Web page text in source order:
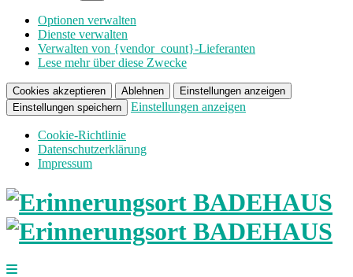
Optionen verwalten
Dienste verwalten
Verwalten von {vendor_count}-Lieferanten
Lese mehr über diese Zwecke
Cookies akzeptieren Ablehnen
Einstellungen anzeigen
Einstellungen speichern
Einstellungen anzeigen
Cookie-Richtlinie
Datenschutzerklärung
Impressum